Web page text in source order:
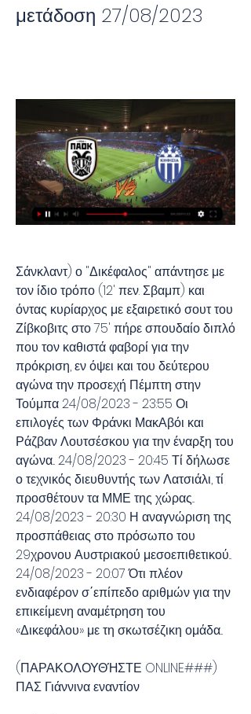
μετάδοση 27/08/2023
Σάνκλαντ) ο "Δικέφαλος" απάντησε με
τον ίδιο τρόπο (12' πεν. Σβαμπ) και
όντας κυρίαρχος με εξαιρετικό σουτ του
Ζίβκοβιτς στο 75' πήρε σπουδαίο διπλό
που τον καθιστά φαβορί για την
πρόκριση, εν όψει και του δεύτερου
αγώνα την προσεχή Πέμπτη στην
Τούμπα 24/08/2023 - 23:55 Οι
επιλογές των Φράνκι ΜακΑβόι και
Ράζβαν Λουτσέσκου για την έναρξη του
αγώνα... 24/08/2023 - 20:45 Τί δήλωσε
ο τεχνικός διευθυντής των Λατσιάλι, τί
προσθέτουν τα ΜΜΕ της χώρας...
24/08/2023 - 20:30 Η αναγνώριση της
προσπάθειας στο πρόσωπο του
29χρονου Αυστριακού μεσοεπιθετικού...
24/08/2023 - 20:07 Ότι πλέον
ενδιαφέρον σ΄επίπεδο αριθμών για την
επικείμενη αναμέτρηση του
«Δικεφάλου» με τη σκωτσέζικη ομάδα...
(ΠΑΡΑΚΟΛΟΥΘΉΣΤΕ ONLINE###)
ΠΑΣ Γιάννινα εναντίον